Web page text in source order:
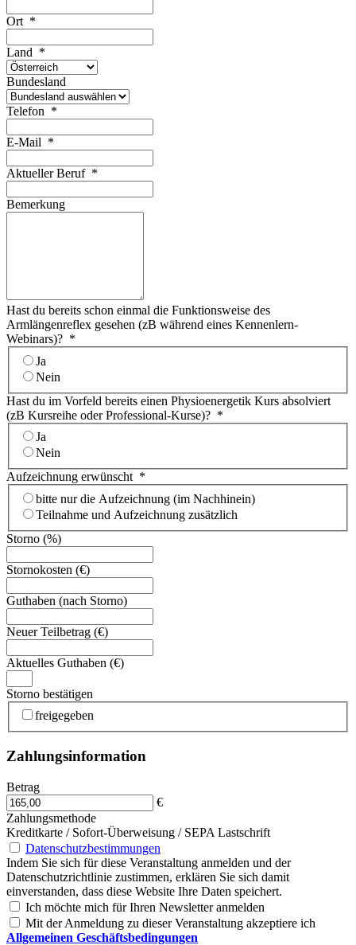
Ort *
Land *
Bundesland
Telefon *
E-Mail *
Aktueller Beruf *
Bemerkung
Hast du bereits schon einmal die Funktionsweise des
Armlängenreflex gesehen (zB während eines Kennenlern-
Webinars)? *
Ja
Nein
Hast du im Vorfeld bereits einen Physioenergetik Kurs absolviert
(zB Kursreihe oder Professional-Kurse)? *
Ja
Nein
Aufzeichnung erwünscht *
bitte nur die Aufzeichnung (im Nachhinein)
Teilnahme und Aufzeichnung zusätzlich
Storno (%)
Stornokosten (€)
Guthaben (nach Storno)
Neuer Teilbetrag (€)
Aktuelles Guthaben (€)
Storno bestätigen
freigegeben
Zahlungsinformation
Betrag
€
Zahlungsmethode
Kreditkarte / Sofort-Überweisung / SEPA Lastschrift
Datenschutzbestimmungen
Indem Sie sich für diese Veranstaltung anmelden und der
Datenschutzrichtlinie zustimmen, erklären Sie sich damit
einverstanden, dass diese Website Ihre Daten speichert.
Ich möchte mich für Ihren Newsletter anmelden
Mit der Anmeldung zu dieser Veranstaltung akzeptiere ich
Allgemeinen Geschäftsbedingungen